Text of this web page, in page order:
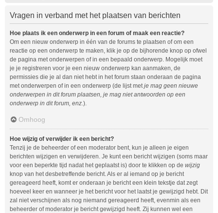
Vragen in verband met het plaatsen van berichten
Hoe plaats ik een onderwerp in een forum of maak een reactie?
Om een nieuw onderwerp in één van de forums te plaatsen of om een
reactie op een onderwerp te maken, klik je op de bijhorende knop op ofwel
de pagina met onderwerpen of in een bepaald onderwerp. Mogelijk moet
je je registreren voor je een nieuw onderwerp kan aanmaken, de
permissies die je al dan niet hebt in het forum staan onderaan de pagina
met onderwerpen of in een onderwerp (de lijst metje mag geen nieuwe
onderwerpen in dit forum plaatsen, je mag niet antwoorden op een
onderwerp in dit forum, enz.).
Omhoog
Hoe wijzig of verwijder ik een bericht?
Tenzij je de beheerder of een moderator bent, kun je alleen je eigen
berichten wijzigen en verwijderen. Je kunt een bericht wijzigen (soms maar
voor een beperkte tijd nadat het geplaatst is) door te klikken op de wijzig
knop van het desbetreffende bericht. Als er al iemand op je bericht
gereageerd heeft, komt er onderaan je bericht een klein tekstje dat zegt
hoeveel keer en wanneer je het bericht voor het laatst je gewijzigd hebt. Dit
zal niet verschijnen als nog niemand gereageerd heeft, evenmin als een
beheerder of moderator je bericht gewijzigd heeft. Zij kunnen wel een